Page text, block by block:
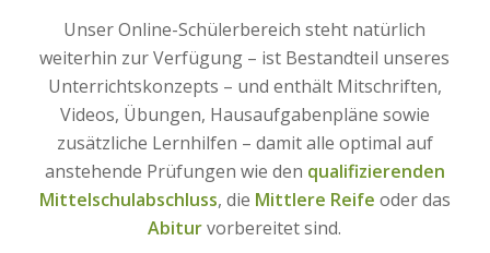
Unser Online-Schülerbereich steht natürlich
weiterhin zur Verfügung – ist Bestandteil unseres
Unterrichtskonzepts – und enthält Mitschriften,
Videos, Übungen, Hausaufgabenpläne sowie
zusätzliche Lernhilfen – damit alle optimal auf
anstehende Prüfungen wie den qualifizierenden
Mittelschulabschluss, die Mittlere Reife oder das
Abiturvorbereitet sind.